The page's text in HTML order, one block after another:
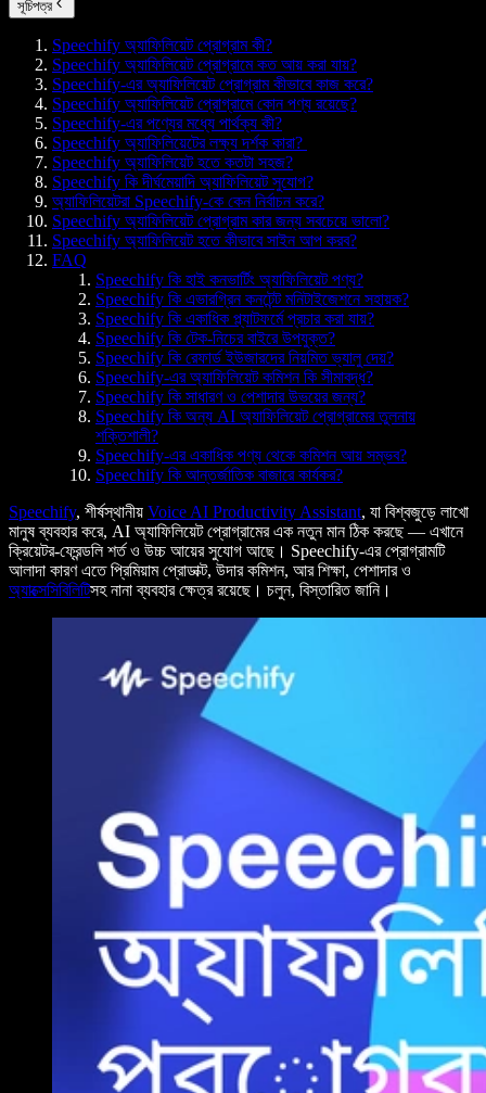
সূচিপত্র
Speechify অ্যাফিলিয়েট প্রোগ্রাম কী?
Speechify অ্যাফিলিয়েট প্রোগ্রামে কত আয় করা যায়?
Speechify-এর অ্যাফিলিয়েট প্রোগ্রাম কীভাবে কাজ করে?
Speechify অ্যাফিলিয়েট প্রোগ্রামে কোন পণ্য রয়েছে?
Speechify-এর পণ্যের মধ্যে পার্থক্য কী?
Speechify অ্যাফিলিয়েটের লক্ষ্য দর্শক কারা?
Speechify অ্যাফিলিয়েট হতে কতটা সহজ?
Speechify কি দীর্ঘমেয়াদি অ্যাফিলিয়েট সুযোগ?
অ্যাফিলিয়েটরা Speechify-কে কেন নির্বাচন করে?
Speechify অ্যাফিলিয়েট প্রোগ্রাম কার জন্য সবচেয়ে ভালো?
Speechify অ্যাফিলিয়েট হতে কীভাবে সাইন আপ করব?
FAQ
Speechify কি হাই কনভার্টিং অ্যাফিলিয়েট পণ্য?
Speechify কি এভারগ্রিন কনটেন্ট মনিটাইজেশনে সহায়ক?
Speechify কি একাধিক প্ল্যাটফর্মে প্রচার করা যায়?
Speechify কি টেক-নিচের বাইরে উপযুক্ত?
Speechify কি রেফার্ড ইউজারদের নিয়মিত ভ্যালু দেয়?
Speechify-এর অ্যাফিলিয়েট কমিশন কি সীমাবদ্ধ?
Speechify কি সাধারণ ও পেশাদার উভয়ের জন্য?
Speechify কি অন্য AI অ্যাফিলিয়েট প্রোগ্রামের তুলনায়
শক্তিশালী?
Speechify-এর একাধিক পণ্য থেকে কমিশন আয় সম্ভব?
Speechify কি আন্তর্জাতিক বাজারে কার্যকর?
Speechify, শীর্ষস্থানীয় Voice AI Productivity Assistant, যা বিশ্বজুড়ে লাখো
মানুষ ব্যবহার করে, AI অ্যাফিলিয়েট প্রোগ্রামের এক নতুন মান ঠিক করছে — এখানে
ক্রিয়েটর-ফ্রেন্ডলি শর্ত ও উচ্চ আয়ের সুযোগ আছে। Speechify-এর প্রোগ্রামটি
আলাদা কারণ এতে প্রিমিয়াম প্রোডাক্ট, উদার কমিশন, আর শিক্ষা, পেশাদার ও
অ্যাক্সেসিবিলিটিসহ নানা ব্যবহার ক্ষেত্র রয়েছে। চলুন, বিস্তারিত জানি।